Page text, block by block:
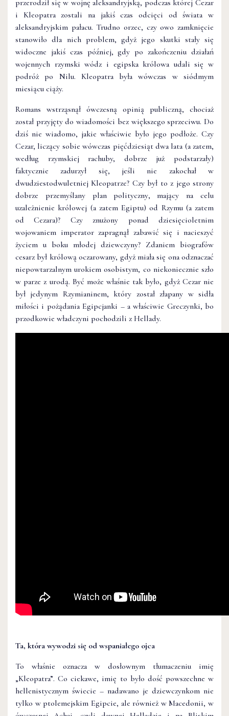
przerodził się w wojnę aleksandryjską, podczas której Cezar
i Kleopatra zostali na jakiś czas odcięci od świata w
aleksandryjskim pałacu. Trudno orzec, czy owo zamknięcie
stanowiło dla nich problem, gdyż jego skutki stały się
widoczne jakiś czas później, gdy po zakończeniu działań
wojennych rzymski wódz i egipska królowa udali się w
podróż po Nilu. Kleopatra była wówczas w siódmym
miesiącu ciąży.
Romans wstrząsnął ówczesną opinią publiczną, chociaż
został przyjęty do wiadomości bez większego sprzeciwu. Do
dziś nie wiadomo, jakie właściwie było jego podłoże. Czy
Cezar, liczący sobie wówczas pięćdziesiąt dwa lata (a zatem,
według rzymskiej rachuby, dobrze już podstarzały)
faktycznie zadurzył się, jeśli nie zakochał w
dwudziestodwuletniej Kleopatrze? Czy był to z jego strony
dobrze przemyślany plan polityczny, mający na celu
uzależnienie królowej (a zatem Egiptu) od Rzymu (a zatem
od Cezara)? Czy znużony ponad dziesięcioletnim
wojowaniem imperator zapragnął zabawić się i nacieszyć
życiem u boku młodej dziewczyny? Zdaniem biografów
cesarz był królową oczarowany, gdyż miała się ona odznaczać
niepowtarzalnym urokiem osobistym, co niekoniecznie szło
w parze z urodą. Być może właśnie tak było, gdyż Cezar nie
był jedynym Rzymianinem, który został złapany w sidła
miłości i pożądania Egipcjanki – a właściwie Greczynki, bo
przodkowie władczyni pochodzili z Hellady.
Ta, która wywodzi się od wspaniałego ojca
To właśnie oznacza w dosłownym tłumaczeniu imię
„Kleopatra”. Co ciekawe, imię to było dość powszechne w
hellenistycznym świecie – nadawano je dziewczynkom nie
tylko w ptolemejskim Egipcie, ale również w Macedonii, w